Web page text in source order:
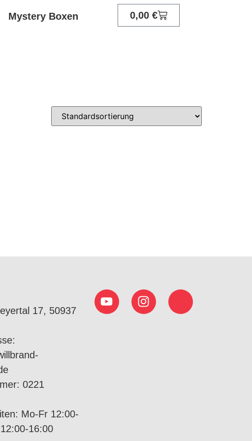
Mystery Boxen 0,00 €
17, 50937
0221
Mo-Fr 12:00-
16:00